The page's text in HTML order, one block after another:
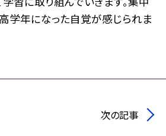
学年になった自覚が感じられま
次の記事